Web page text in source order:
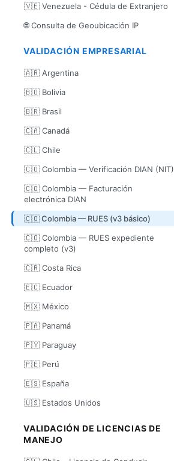
🇻🇪 Venezuela - Cédula de Extranjero
🌐 Consulta de Geoubicación IP
VALIDACIÓN EMPRESARIAL
🇦🇷 Argentina
🇧🇴 Bolivia
🇧🇷 Brasil
🇨🇦 Canadá
🇨🇱 Chile
🇨🇴 Colombia — Verificación DIAN (NIT)
🇨🇴 Colombia — Facturación
electrónica DIAN
🇨🇴 Colombia — RUES (v3 básico)
🇨🇴 Colombia — RUES expediente
completo (v3)
🇨🇷 Costa Rica
🇪🇨 Ecuador
🇲🇽 México
🇵🇦 Panamá
🇵🇾 Paraguay
🇵🇪 Perú
🇪🇸 España
🇺🇸 Estados Unidos
VALIDACIÓN DE LICENCIAS DE
MANEJO